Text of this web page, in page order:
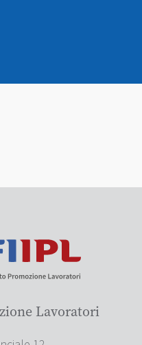
Lavoratori